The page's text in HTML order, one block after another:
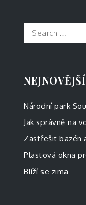
Search
for:
Národní park
Jak správně na
Zastřešit bazén
Plastová okna
Blíží se zima